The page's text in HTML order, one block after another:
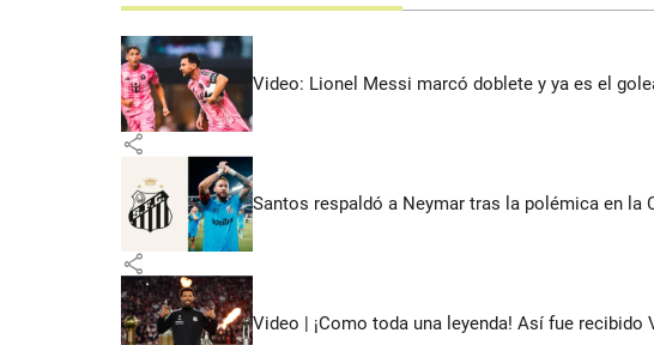
Video: Lionel Messi marcó doblete y ya es el
share
Santos respaldó a Neymar tras la polémica en la
share
Video | ¡Como toda una leyenda! Así fue